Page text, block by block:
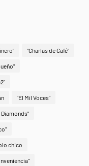
"Charlas de Café"
"El Mil Voces"
Diamonds"
chico